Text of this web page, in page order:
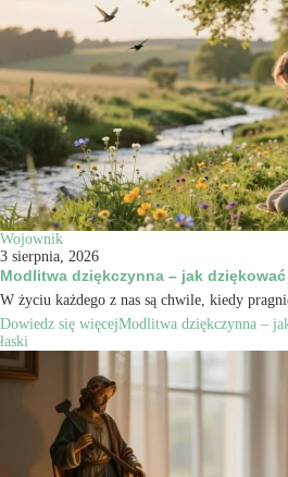
Wojownik
3 sierpnia, 2026
Modlitwa dziękczynna – jak
W życiu każdego z nas są chwile, kiedy
Dowiedz się więcejModlitwa dziękczynna –
łaski